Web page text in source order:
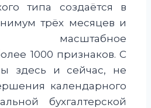
типа создаётся в
трёх месяцев и
масштабное
1000 признаков. С
здесь и сейчас, не
календарного
бухгалтерской